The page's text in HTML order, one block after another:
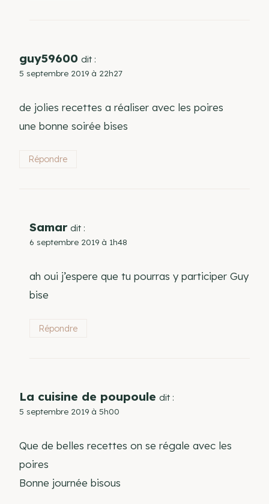
guy59600 dit :
5 septembre 2019 à 22h27
de jolies recettes a réaliser avec les poires
une bonne soirée bises
Répondre
Samar dit :
6 septembre 2019 à 1h48
ah oui j’espere que tu pourras y participer Guy
bise
Répondre
La cuisine de poupoule dit :
5 septembre 2019 à 5h00
Que de belles recettes on se régale avec les
poires
Bonne journée bisous